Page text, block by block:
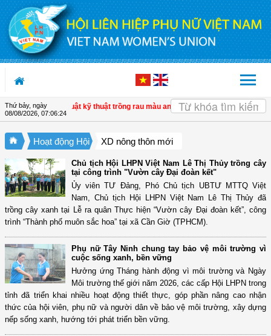
Truy cập nội dung luôn
Thứ bảy, ngày
08/08/2026, 07:06:25
huấn kỹ thuật kỹ thuật trồng rau màu an toàn cho hội viên | Hội LHPN xã
Hoạt động Hội XD nông thôn mới
Chủ tịch Hội LHPN Việt Nam Lê Thị Thủy trồng cây
tại công trình "Vườn cây Đại đoàn kết"
Ủy viên TƯ Đảng, Phó Chủ tịch UBTƯ MTTQ Việt
Nam, Chủ tịch Hội LHPN Việt Nam Lê Thị Thủy đã
trồng cây xanh tại Lễ ra quân Thực hiện “Vườn cây Đại đoàn kết”, công
trình “Thành phố muôn sắc hoa” tại xã Cần Giờ (TPHCM).
Phụ nữ Tây Ninh chung tay bảo vệ môi trường vì
cuộc sống xanh, bền vững
Hưởng ứng Tháng hành động vì môi trường và Ngày
Môi trường thế giới năm 2026, các cấp Hội LHPN trong
tỉnh đã triển khai nhiều hoạt động thiết thực, góp phần nâng cao nhận
thức của hội viên, phụ nữ và người dân về bảo vệ môi trường, xây dựng
nếp sống xanh, hướng tới phát triển bền vững.